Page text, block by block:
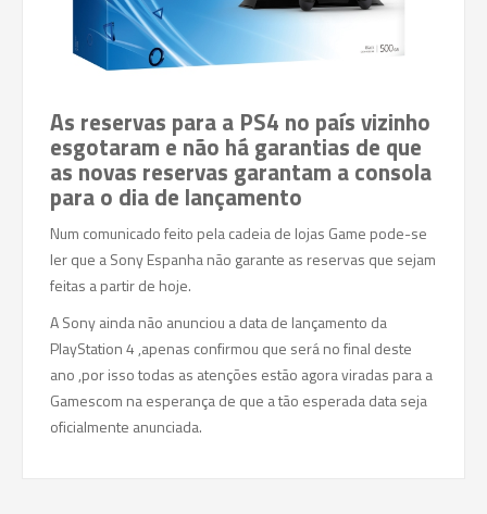
As reservas para a PS4 no país vizinho
esgotaram e não há garantias de que
as novas reservas garantam a consola
para o dia de lançamento
Num comunicado feito pela cadeia de lojas Game pode-se
ler que a Sony Espanha não garante as reservas que sejam
feitas a partir de hoje.
A Sony ainda não anunciou a data de lançamento da
PlayStation 4 ,apenas confirmou que será no final deste
ano ,por isso todas as atenções estão agora viradas para a
Gamescom na esperança de que a tão esperada data seja
oficialmente anunciada.